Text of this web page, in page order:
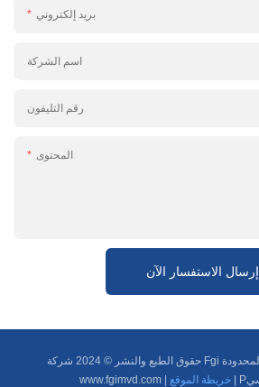
بريد إلكتروني
اسم الشركة
رقم التليفون
المحتوى
إرسال الاستفسار الآن
www.fgimvd.com | خريطة الموقع |